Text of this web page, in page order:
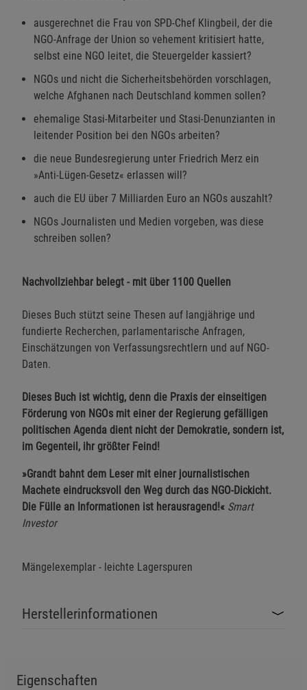
ausgerechnet die Frau von SPD-Chef Klingbeil, der die
NGO-Anfrage der Union so vehement kritisiert hatte,
selbst eine NGO leitet, die Steuergelder kassiert?
NGOs und nicht die Sicherheitsbehörden vorschlagen,
welche Afghanen nach Deutschland kommen sollen?
ehemalige Stasi-Mitarbeiter und Stasi-Denunzianten in
leitender Position bei den NGOs arbeiten?
die neue Bundesregierung unter Friedrich Merz ein
»Anti-Lügen-Gesetz« erlassen will?
auch die EU über 7 Milliarden Euro an NGOs auszahlt?
NGOs Journalisten und Medien vorgeben, was diese
schreiben sollen?
Nachvollziehbar belegt - mit über 1100 Quellen
Dieses Buch stützt seine Thesen auf langjährige und
fundierte Recherchen, parlamentarische Anfragen,
Einschätzungen von Verfassungsrechtlern und auf NGO-
Daten.
Dieses Buch ist wichtig, denn die Praxis der einseitigen
Förderung von NGOs mit einer der Regierung gefälligen
politischen Agenda dient nicht der Demokratie, sondern ist,
im Gegenteil, ihr größter Feind!
»Grandt bahnt dem Leser mit einer journalistischen
Machete eindrucksvoll den Weg durch das NGO-Dickicht.
Die Fülle an Informationen ist herausragend!« Smart
Investor
Mängelexemplar - leichte Lagerspuren
Herstellerinformationen
Eigenschaften
Cookie-Informationenanzeigen
Funktionale Cookies (1) Funktionale
Beschreibung Funktionale Cookies
Cookie-Informationenanzeigen
Beschreibung Statistik Cookies
Marketing Cookies (3) Marketing Cookies